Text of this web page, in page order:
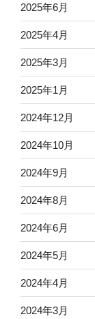
2025年6月
2025年4月
2025年3月
2025年1月
2024年12月
2024年10月
2024年9月
2024年8月
2024年6月
2024年5月
2024年4月
2024年3月